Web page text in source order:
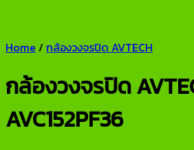
Home / กล้องวงจรปิด AVTECH
กล้องวงจรปิด
AVC152PF36